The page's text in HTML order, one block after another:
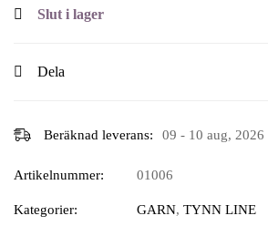
Slut i lager
Dela
Beräknad leverans: 09 - 10 aug, 2026
Artikelnummer: 01006
Kategorier: GARN, TYNN LINE